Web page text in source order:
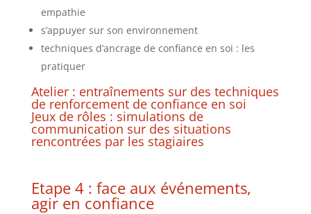
empathie
s’appuyer sur son environnement
techniques d’ancrage de confiance en soi : les
pratiquer
Atelier : entraînements sur des techniques
de renforcement de confiance en soi
Jeux de rôles : simulations de
communication sur des situations
rencontrées par les stagiaires
Etape 4 : face aux événements,
agir en confiance